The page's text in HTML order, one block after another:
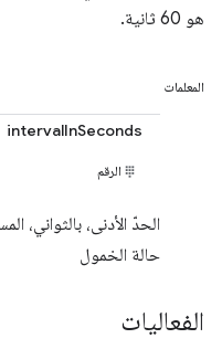
هو 60 ثانية.
المعلمات
intervalInSeconds
الرقم
الحدّ الأدنى، بالثواني،
حالة الخمول
الفعاليات